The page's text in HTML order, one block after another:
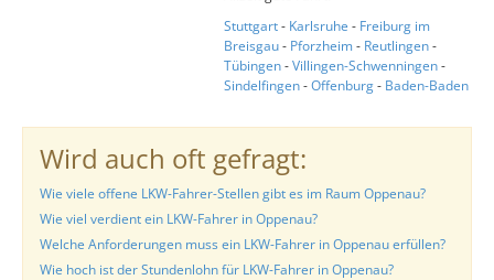
Stuttgart- Karlsruhe - Freiburg im
Breisgau- Pforzheim- Reutlingen-
Tübingen-Villingen-Schwenningen-
Sindelfingen-Offenburg- Baden-Baden
Wird auch oft gefragt:
Wie viele offene LKW-Fahrer-Stellen gibt es im Raum Oppenau?
Wie viel verdient ein LKW-Fahrer in Oppenau?
Welche Anforderungen muss ein LKW-Fahrer in Oppenau erfüllen?
Wie hoch ist der Stundenlohn für LKW-Fahrer in Oppenau?